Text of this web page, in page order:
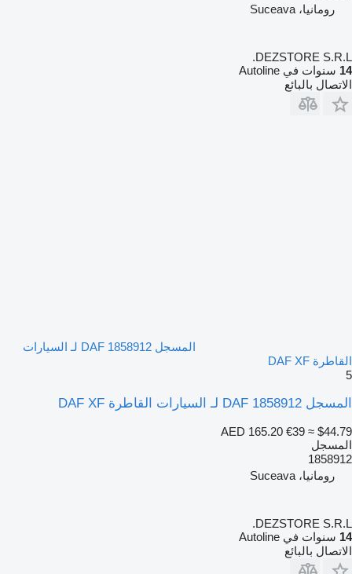
رومانيا، Suceava
DEZSTORE S.R.L.
14 سنوات في Autoline
الاتصال بالبائع
المسجل DAF 1858912 لـ السيارات
القاطرة DAF XF
5
المسجل DAF 1858912 لـ السيارات القاطرة DAF XF
AED 165.20 €39 ≈ $44.79
المسجل
1858912
رومانيا، Suceava
DEZSTORE S.R.L.
14 سنوات في Autoline
الاتصال بالبائع